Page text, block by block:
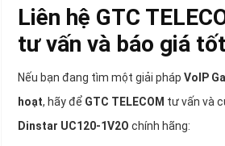
Liên hệ GTC
tư vấn và báo giá
Nếu bạn đang tìm một giải pháp VoIP
hoạt, hãy để GTC TELECOM tư vấn và
Dinstar UC120-1V2O chính hãng: